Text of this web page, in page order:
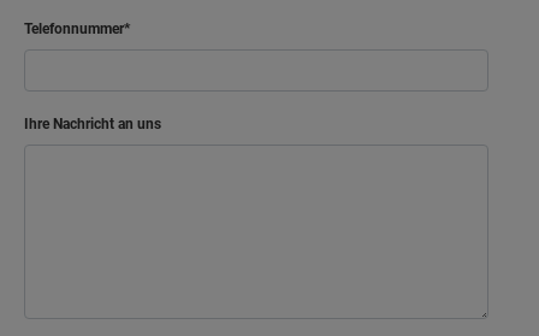
Telefonnummer
Ihre Nachricht an uns